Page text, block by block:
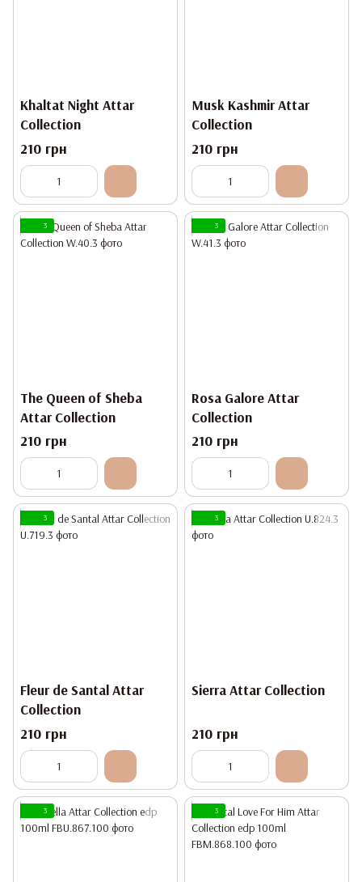
Khaltat Night Attar
Collection
210 грн
Musk Kashmir Attar
Collection
210 грн
3
The Queen of Sheba
Attar Collection
210 грн
3
Rosa Galore Attar
Collection
210 грн
3
Fleur de Santal Attar
Collection
210 грн
3
Sierra Attar Collection
210 грн
3 3